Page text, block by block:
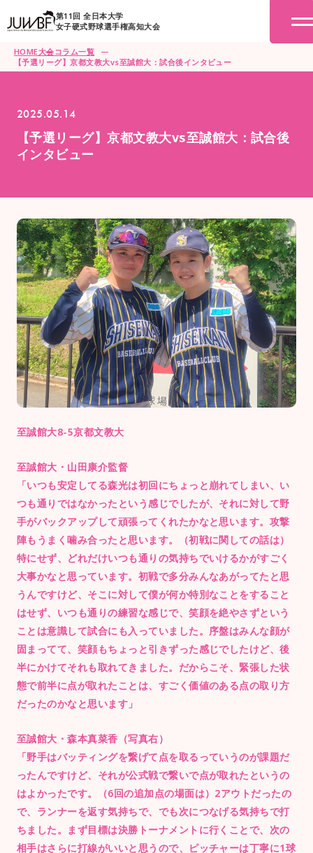
第11回 全日本大学
女子硬式野球選手権高知大会
HOME大会コラム一覧
【予選リーグ】京都文教大vs至誠館大：試合後インタビュー
2025.05.14
【予選リーグ】京都文教大vs至誠館大：試合後
インタビュー
至誠館大8-5京都文教大
至誠館大・山田康介監督
「いつも安定してる森光は初回にちょっと崩れてしまい、い
つも通りではなかったという感じでしたが、それに対して野
手がバックアップして頑張ってくれたかなと思います。攻撃
陣もうまく噛み合ったと思います。（初戦に関しての話は）
特にせず、どれだけいつも通りの気持ちでいけるかがすごく
大事かなと思っています。初戦で多分みんなあがってたと思
うんですけど、そこに対して僕が何か特別なことをすること
はせず、いつも通りの練習な感じで、笑顔を絶やさずという
ことは意識して試合にも入っていました。序盤はみんな顔が
固まってて、笑顔もちょっと引きずった感じでしたけど、後
半にかけてそれも取れてきました。だからこそ、緊張した状
態で前半に点が取れたことは、すごく価値のある点の取り方
だったのかなと思います」
至誠館大・森本真菜香（写真右）
「野手はバッティングを繋げて点を取るっていうのが課題だ
ったんですけど、それが公式戦で繋いで点が取れたというの
はよかったです。（6回の追加点の場面は）2アウトだったの
で、ランナーを返す気持ちで、でも次につなげる気持ちで打
ちました。まず目標は決勝トーナメントに行くことで、次の
相手はさらに打線がいいと思うので、ピッチャーは丁寧に1球